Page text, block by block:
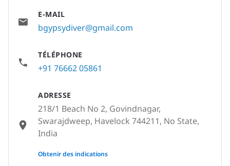
E-MAIL
bgypsydiver@gmail.com
TÉLÉPHONE
+91 76662 05861
ADRESSE
218/1 Beach No 2, Govindnagar,
Swarajdweep, Havelock 744211, No State,
India
None
Obtenir des indications